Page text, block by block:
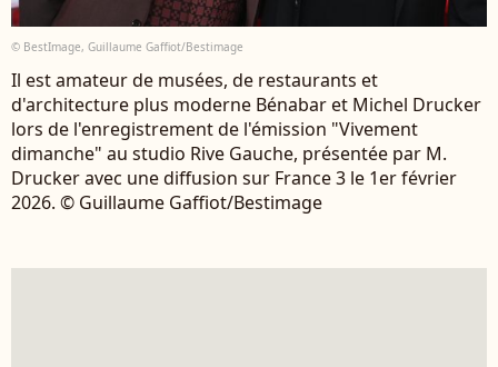
© BestImage, Guillaume Gaffiot/Bestimage
Il est amateur de musées, de restaurants et
d'architecture plus moderne Bénabar et Michel Drucker
lors de l'enregistrement de l'émission "Vivement
dimanche" au studio Rive Gauche, présentée par M.
Drucker avec une diffusion sur France 3 le 1er février
2026. © Guillaume Gaffiot/Bestimage